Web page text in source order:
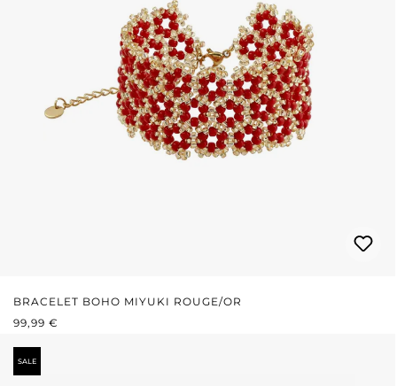
BRACELET BOHO MIYUKI ROUGE/OR
PRIX RÉGULIER :
99,99 €
SALE